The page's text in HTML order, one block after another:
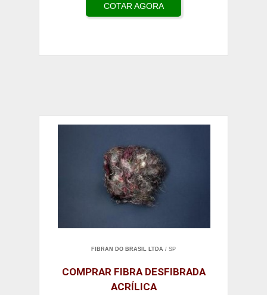
COTAR AGORA
FIBRAN DO BRASIL LTDA / SP
COMPRAR FIBRA DESFIBRADA
ACRÍLICA